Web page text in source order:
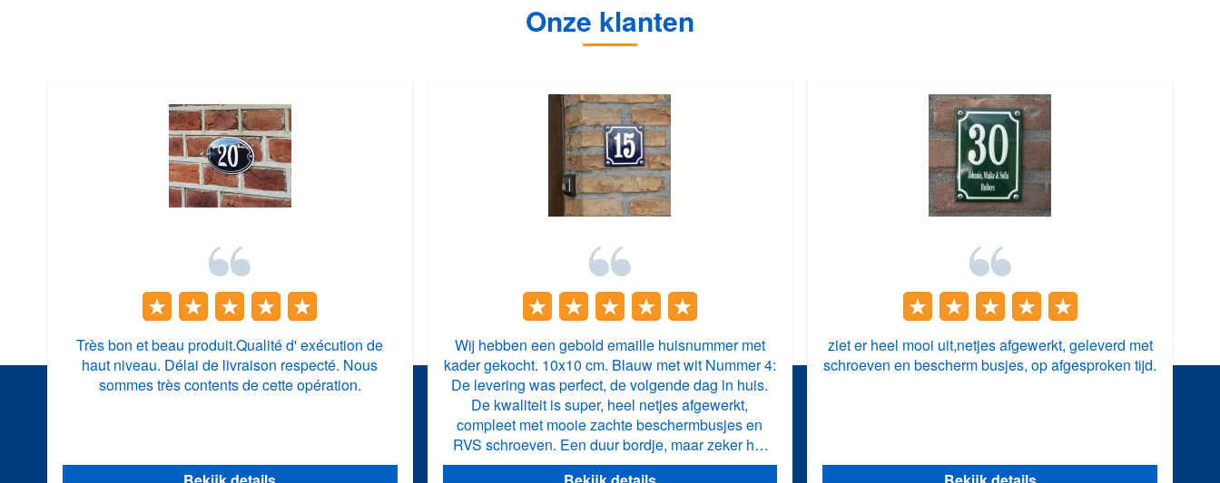
Onze klanten
Très bon et beau produit.Qualité d' exécution de
haut niveau. Délai de livraison respecté. Nous
sommes très contents de cette opération.
Wij hebben een gebold emaille huisnummer met
kader gekocht. 10x10 cm. Blauw met wit Nummer 4:
De levering was perfect, de volgende dag in huis.
De kwaliteit is super, heel netjes afgewerkt,
compleet met mooie zachte beschermbusjes en
RVS schroeven. Een duur bordje, maar zeker het
geld waard. Een aanwinst voor ons 3-er jaren huis
ziet er heel mooi uit,netjes afgewerkt, geleverd met
schroeven en bescherm busjes, op afgesproken tijd.